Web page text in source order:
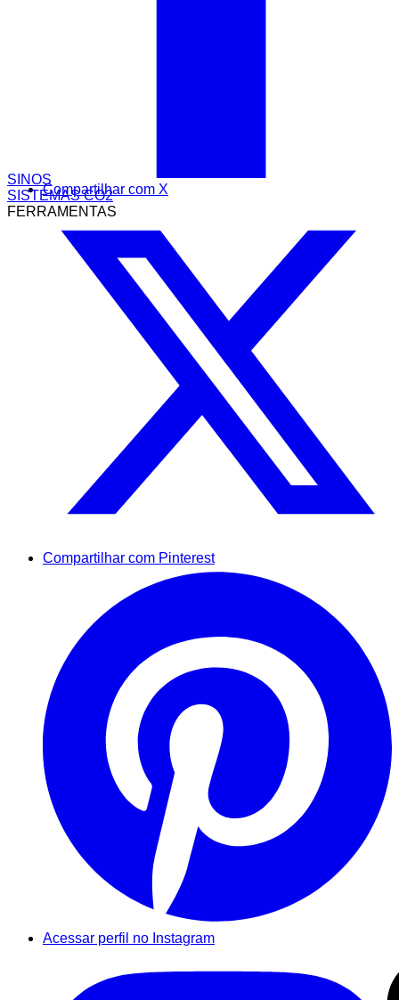
SINOS
SISTEMAS CO2
FERRAMENTAS
Compartilhar com X
Compartilhar com Pinterest
Acessar perfil no Instagram